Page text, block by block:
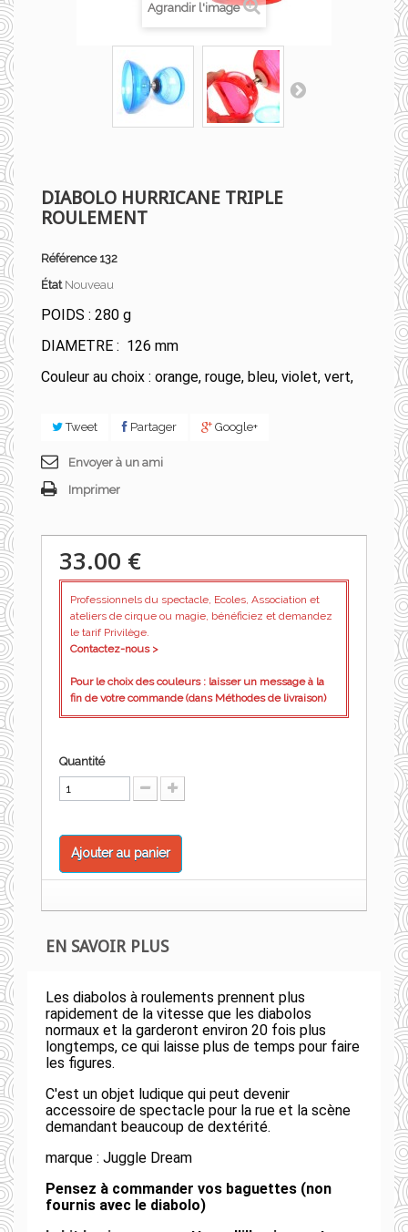
Agrandir l'image
DIABOLO HURRICANE TRIPLE
ROULEMENT
Référence 132
État Nouveau
POIDS : 280 g
DIAMETRE : 126 mm
Couleur au choix : orange, rouge, bleu, violet, vert,
Tweet Partager Google+
Envoyer à un ami
Imprimer
33.00 €
Professionnels du spectacle, Ecoles, Association et
ateliers de cirque ou magie, bénéficiez et demandez
le tarif Privilège.
Contactez-nous >
Pour le choix des couleurs : laisser un message à la
fin de votre commande (dans Méthodes de livraison)
Quantité
Ajouter au panier
EN SAVOIR PLUS
Les diabolos à roulements prennent plus
rapidement de la vitesse que les diabolos
normaux et la garderont environ 20 fois plus
longtemps, ce qui laisse plus de temps pour faire
les figures.
C'est un objet ludique qui peut devenir
accessoire de spectacle pour la rue et la scène
demandant beaucoup de dextérité.
marque : Juggle Dream
Pensez à commander vos baguettes (non
fournis avec le diabolo)